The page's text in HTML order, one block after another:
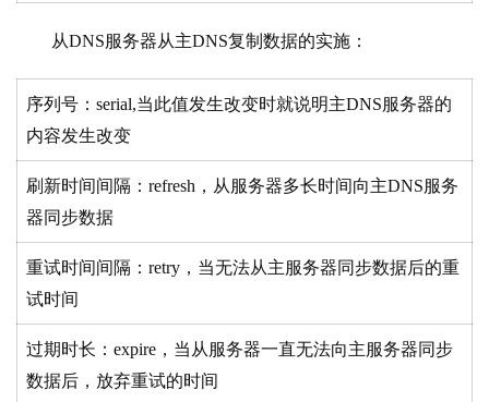
从DNS服务器从主DNS复制数据的实施：
序列号：serial,当此值发生改变时就说明主DNS服务器的
内容发生改变
刷新时间间隔：refresh，从服务器多长时间向主DNS服务
器同步数据
重试时间间隔：retry，当无法从主服务器同步数据后的重
试时间
过期时长：expire，当从服务器一直无法向主服务器同步
数据后，放弃重试的时间